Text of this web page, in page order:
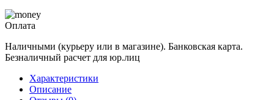
Оплата
Наличными (курьеру или в магазине). Банковская карта.
Безналичный расчет для юр.лиц
Характеристики
Описание